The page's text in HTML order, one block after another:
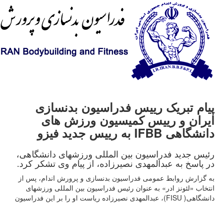
پیام تبریک رییس فدراسیون بدنسازی
ایران و رییس کمیسیون ورزش های
دانشگاهی IFBB به رییس جدید فیزو
رئیس جدید فدراسیون بین المللی ورزشهای دانشگاهی،
در پاسخ به عبدالمهدی نصیرزاده، از پیام وی تشکر کرد.
به گزارش روابط عمومی فدراسیون بدنسازی و پرورش اندام، پس از
انتخاب «لئونز ادر» به عنوان رئیس فدراسیون بین المللی ورزشهای
دانشگاهی( FISU)، عبدالمهدی نصیرزاده ریاست او را بر این فدراسیون